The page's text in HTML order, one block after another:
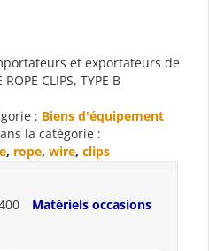
et exportateurs de
CLIPS, TYPE B
: Biens d'équipement
la catégorie :
, rope, wire, clips
Matériels occasions